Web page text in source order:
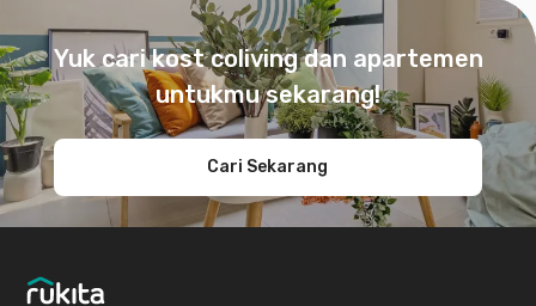
Yuk cari kost coliving dan apartemen
untukmu sekarang!
Cari Sekarang